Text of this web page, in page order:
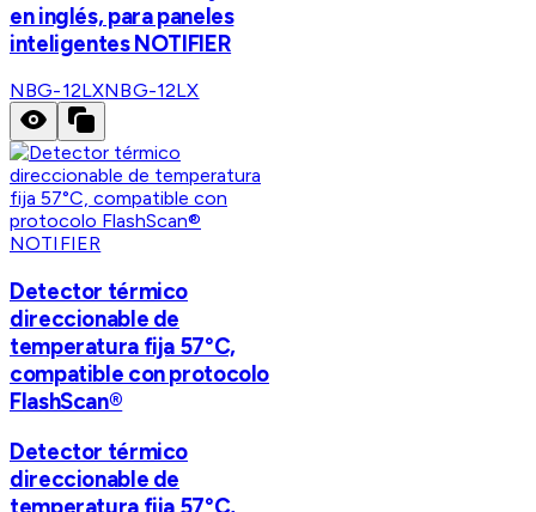
en inglés, para paneles
inteligentes NOTIFIER
NBG-12LXNBG-12LX
NOTIFIER
Detector térmico
direccionable de
temperatura fija 57°C,
compatible con protocolo
FlashScan®
Detector térmico
direccionable de
temperatura fija 57°C,